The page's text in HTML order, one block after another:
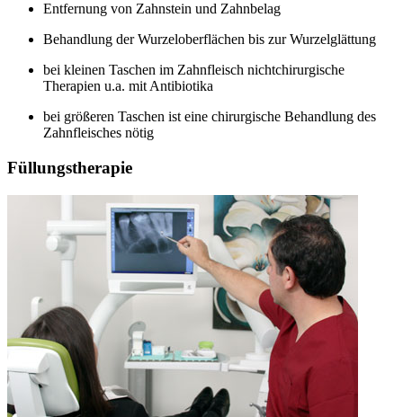
Entfernung von Zahnstein und Zahnbelag
Behandlung der Wurzeloberflächen bis zur Wurzelglättung
bei kleinen Taschen im Zahnfleisch nichtchirurgische
Therapien u.a. mit Antibiotika
bei größeren Taschen ist eine chirurgische Behandlung des
Zahnfleisches nötig
Füllungstherapie